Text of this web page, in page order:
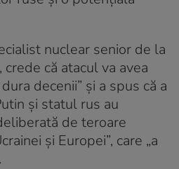
nuclear senior de la
crede că atacul va avea
decenii” și a spus că a
și statul rus au
de teroare
și Europei”, care „a